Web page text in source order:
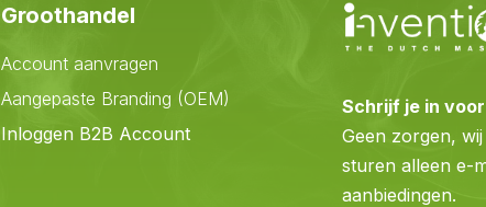
Groothandel
Account aanvragen
Aangepaste Branding (OEM)
Inloggen B2B Account
Schrijf je in
Geen zorgen,
sturen alleen e-
aanbiedingen.